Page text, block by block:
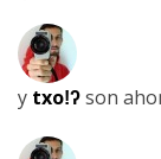
y txoǃʔson